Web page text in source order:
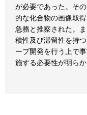
が必要であった。そ
的な化合物の画像取
急務と推察された。
積性及び滞留性を持
ーブ開発を行う上で
施する必要性が明らか